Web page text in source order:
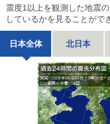
震度1以上を観測した地震
しているかを見ることがで
日本全体 北日本